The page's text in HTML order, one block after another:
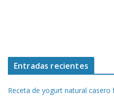
Entradas recientes
Receta de yogurt natural casero